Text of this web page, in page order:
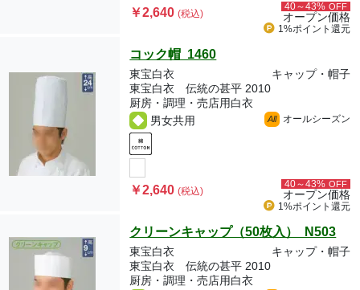
￥2,640(税込)
40～43% OFF
オープン価格
1%ポイント 還元
コック帽 1460
東宝白衣
キャップ・帽子
東宝白衣 伝統の甚平 2010
厨房・調理・売店用白衣
男女共用
All オールシーズン
￥2,640(税込)
40～43% OFF
オープン価格
1%ポイント 還元
クリーンキャップ（50枚入） N503
東宝白衣
キャップ・帽子
東宝白衣 伝統の甚平 2010
厨房・調理・売店用白衣